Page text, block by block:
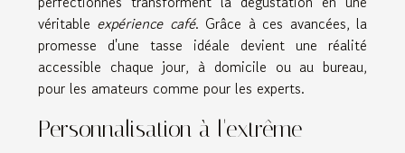
véritable expérience café. Grâce à ces avancées, la
promesse d'une tasse idéale devient une réalité
accessible chaque jour, à domicile ou au bureau,
pour les amateurs comme pour les experts.
Personnalisation à l'extrême